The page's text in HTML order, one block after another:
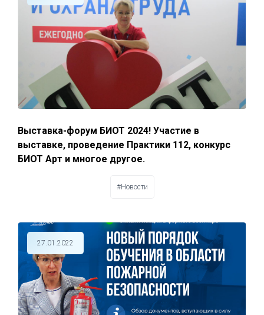
Выставка-форум БИОТ 2024! Участие в
выставке, проведение Практики 112, конкурс
БИОТ Арт и многое другое.
#Новости
27.01.2022